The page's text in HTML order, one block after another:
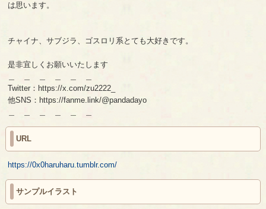
は思います。
チャイナ、サブジラ、ゴスロリ系とても大好きです。
是非宜しくお願いいたします
Twitter：https://x.com/zu2222_
他SNS：https://fanme.link/@pandadayo
URL
https://0x0haruharu.tumblr.com/
サンプルイラスト